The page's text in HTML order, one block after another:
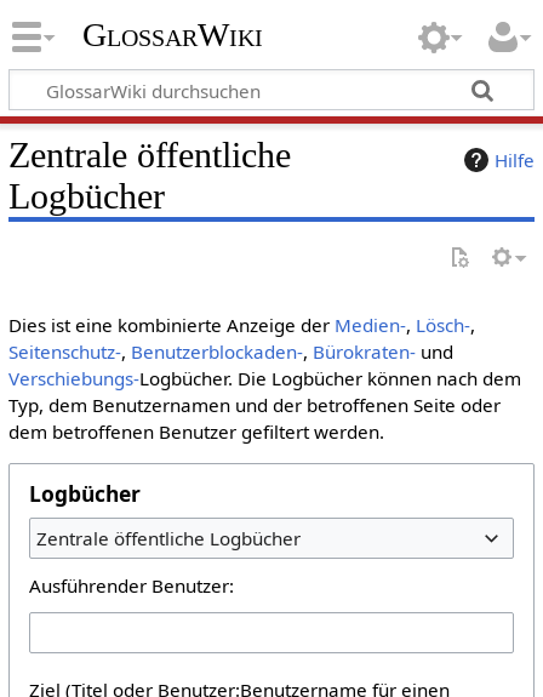
GlossarWiki
Hilfe
Zentrale öffentliche
Logbücher
Dies ist eine kombinierte Anzeige der Medien-, Lösch-,
Seitenschutz-, Benutzerblockaden-, Bürokraten-und
Verschiebungs-Logbücher. Die Logbücher können nach dem
Typ, dem Benutzernamen und der betroffenen Seite oder
dem betroffenen Benutzer gefiltert werden.
Logbücher
Zentrale öffentliche Logbücher
Ausführender Benutzer:
Ziel (Titel oder Benutzer:Benutzername für einen